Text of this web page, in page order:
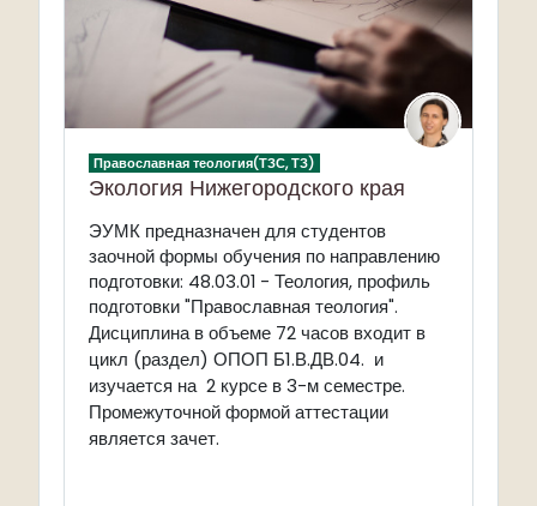
Православная теология(ТЗС, ТЗ)
Экология Нижегородского края
ЭУМК предназначен для студентов
заочной формы обучения по направлению
подготовки: 48.03.01 - Теология, профиль
подготовки "Православная теология".
Дисциплинав объеме 72 часов входит в
цикл (раздел) ОПОП Б1.В.ДВ.04. и
изучается на 2 курсе в 3-м семестре.
Промежуточной формой аттестации
является зачет.